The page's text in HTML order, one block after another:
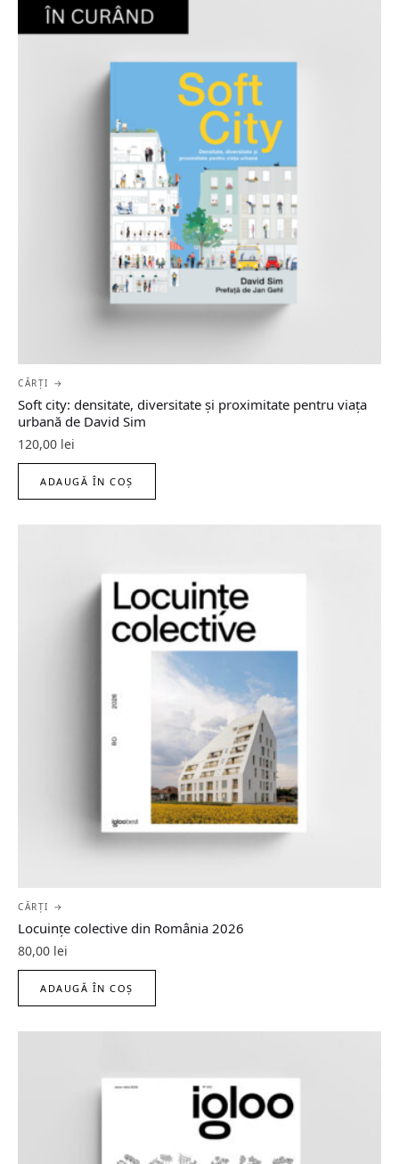
CĂRȚI →
Soft city: densitate, diversitate şi proximitate pentru viaţa
urbană de David Sim
120,00 lei
ADAUGĂ ÎN COȘ
CĂRȚI →
Locuințe colective din România 2026
80,00 lei
ADAUGĂ ÎN COȘ